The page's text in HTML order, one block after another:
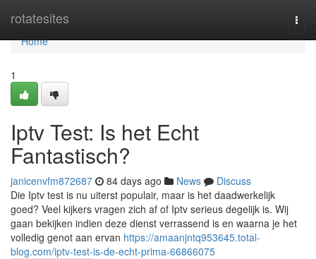
rotatesites
Home
Home
1
Iptv Test: Is het Echt
Fantastisch?
janicenvfm872687 84 days ago News
Discuss
Die Iptv test is nu uiterst populair, maar is het daadwerkelijk
goed? Veel kijkers vragen zich af of Iptv serieus degelijk is. Wij
gaan bekijken indien deze dienst verrassend is en waarna je het
volledig genot aan ervan https://amaanjntq953645.total-
blog.com/iptv-test-is-de-echt-prima-66866075